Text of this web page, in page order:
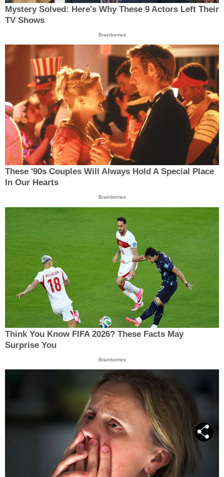
Mystery Solved: Here's Why These 9 Actors Left Their
TV Shows
Brainberries
These '90s Couples Will Always Hold A Special Place
In Our Hearts
Brainberries
Think You Know FIFA 2026? These Facts May
Surprise You
Brainberries